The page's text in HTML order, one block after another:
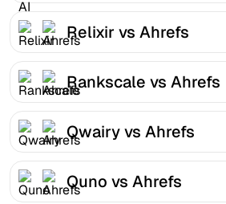
Relixir vs Ahrefs
Rankscale vs Ahrefs
Qwairy vs Ahrefs
Quno vs Ahrefs